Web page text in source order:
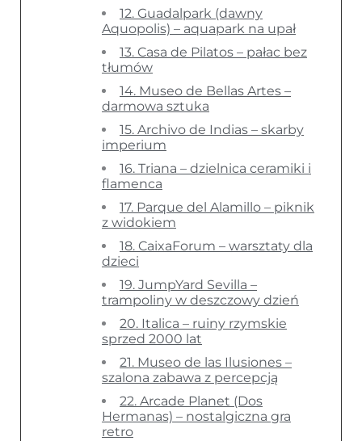
12. Guadalpark (dawny
Aquopolis) – aquapark na upał
13. Casa de Pilatos – pałac bez
tłumów
14. Museo de Bellas Artes –
darmowa sztuka
15. Archivo de Indias – skarby
imperium
16. Triana – dzielnica ceramiki i
flamenca
17. Parque del Alamillo – piknik
z widokiem
18. CaixaForum – warsztaty dla
dzieci
19. JumpYard Sevilla –
trampoliny w deszczowy dzień
20. Italica – ruiny rzymskie
sprzed 2000 lat
21. Museo de las Ilusiones –
szalona zabawa z percepcją
22. Arcade Planet (Dos
Hermanas) – nostalgiczna gra
retro